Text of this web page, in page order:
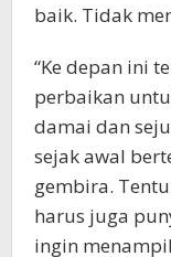
baik. Tidak
“Ke depan ini
perbaikan
damai dan
sejak awal
gembira.
harus juga
ingin